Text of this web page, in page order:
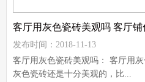
客厅用灰色瓷砖美观吗 客厅
发布时间：2018-11-13
客厅用灰色瓷砖美观吗： 客厅用
灰色瓷砖还是十分美观的，比...